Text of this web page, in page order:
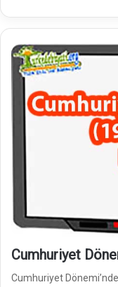
Cumhuriyet
Cumhuriyet